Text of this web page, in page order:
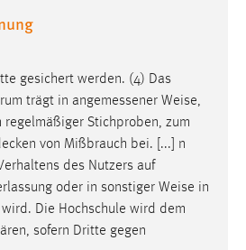
gesichert werden. (4) Das
trägt in angemessener Weise,
regelmäßiger Stichproben, zum
von Mißbrauch bei. [...] n
des Nutzers auf
oder in sonstiger Weise in
Die Hochschule wird dem
sofern Dritte gegen